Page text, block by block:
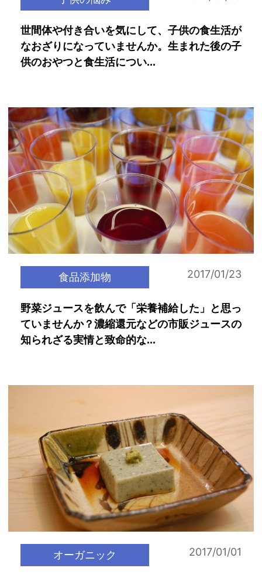
世間体や付き合いを気にして、子供の食生活が
なおざりになっていませんか。生まれた後の子
供のおやつと食生活につい...
食品添加物 2017/01/23
野菜ジュースを飲んで「栄養補給した」と思っ
ていませんか？濃縮還元などの市販ジュースの
知られざる実情と致命的な...
オーガニック 2017/01/01